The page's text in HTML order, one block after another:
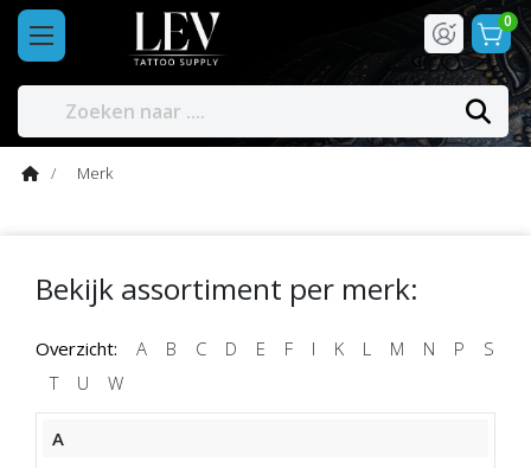
0
Merk
Bekijk assortiment per merk:
Overzicht: A B C D E F I K L M N P
S
T
U W
A